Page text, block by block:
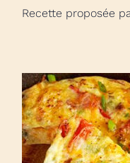
Recette proposée